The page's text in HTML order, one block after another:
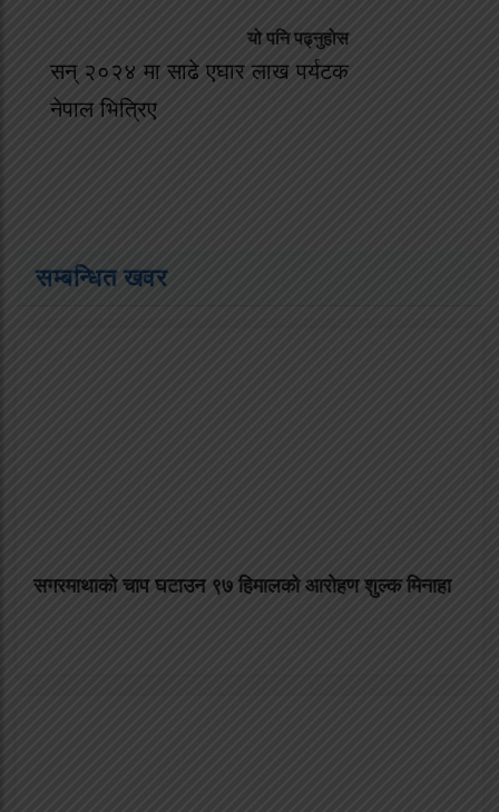
यो पनि पढ्नुहोस
सन् २०२४ मा साढे एघार लाख पर्यटक
नेपाल भित्रिए
सम्बन्धित खवर
सगरमाथाको चाप घटाउन ९७ हिमालको आरोहण शुल्क मिनाहा